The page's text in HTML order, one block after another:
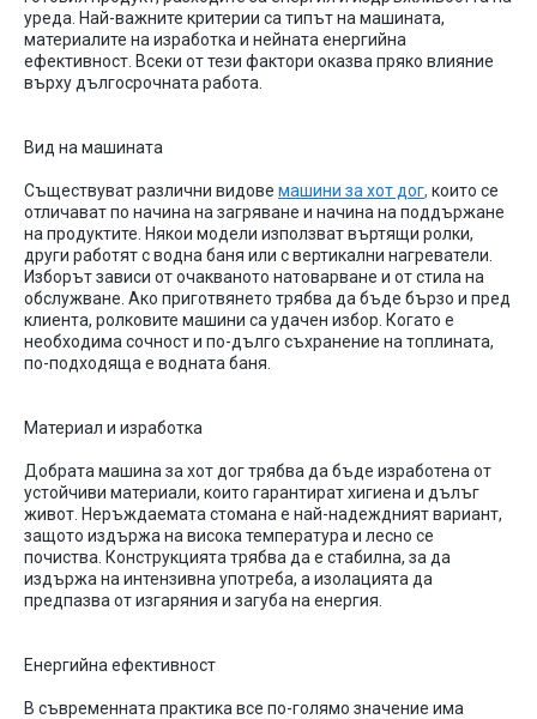
уреда Най-важните критерии са типътна машината,
материалите на изработка и нейната енергийна
ефективност Всеки оттези фактори оказва пряко влияние
върху дългосрочната работа
Вид на машината
Съществуватразлични видове машини за хот дог, които се
отличаватпо начина на загряване и начина на поддържане
на продуктите Някои модели използватвъртящи ролки,
други работятсводна баня или свертикални нагреватели
Изборътзависи оточакваното натоварване и отстила на
обслужване Ако приготвянето трябва да бъде бързо и пред
клиента, ролковите машини са удачен избор Когато е
необходима сочности по-дълго съхранение на топлината,
по-подходяща е водната баня
Материал и изработка
Добрата машина за хот догтрябва да бъде изработена от
устойчиви материали, които гарантиратхигиена и дълъг
живот Неръждаемата стомана е най-надеждниятвариант,
защото издържа на висока температура и лесно се
почиства Конструкцията трябва да е стабилна, за да
издържа на интензивна употреба, а изолацията да
предпазва отизгаряния и загуба на енергия
Енергийна ефективност
В съвременната практика все по-голямо значение има